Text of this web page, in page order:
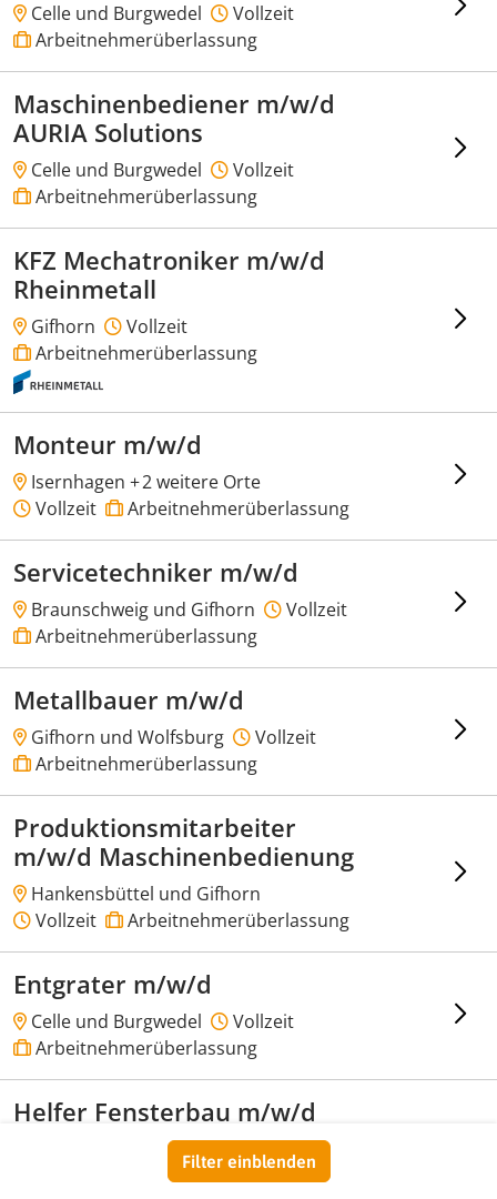
Filter einblenden
Celle und Burgwedel
Vollzeit
Arbeitnehmerüberlassung
Maschinenbediener m/w/d
AURIA Solutions
Celle und Burgwedel
Vollzeit
Arbeitnehmerüberlassung
KFZ Mechatroniker m/w/d
Rheinmetall
Gifhorn
Vollzeit
Arbeitnehmerüberlassung
Monteur m/w/d
Isernhagen +2 weitere Orte
Vollzeit
Arbeitnehmerüberlassung
Servicetechniker m/w/d
Braunschweig und Gifhorn
Vollzeit
Arbeitnehmerüberlassung
Metallbauer m/w/d
Gifhorn und Wolfsburg
Vollzeit
Arbeitnehmerüberlassung
Produktionsmitarbeiter
m/w/d Maschinenbedienung
Hankensbüttel und Gifhorn
Vollzeit
Arbeitnehmerüberlassung
Entgrater m/w/d
Celle und Burgwedel
Vollzeit
Arbeitnehmerüberlassung
Helfer Fensterbau m/w/d
Celle und Burgwedel
Vollzeit
Arbeitnehmerüberlassung